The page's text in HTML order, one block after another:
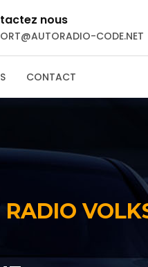
nous
CODE.NET
CONTACT
RADIO